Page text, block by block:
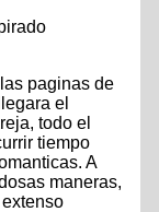
paginas de
el
todo el
tiempo
A
maneras,